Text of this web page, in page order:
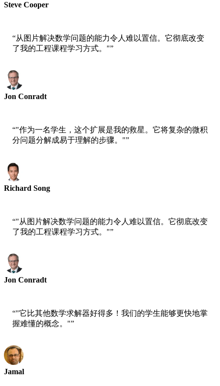
Steve Cooper
“从图片解决数学问题的能力令人难以置信。它彻底改变
了我的工程课程学习方式。"”
Jon Conradt
“"作为一名学生，这个扩展是我的救星。它将复杂的微积
分问题分解成易于理解的步骤。"”
Richard Song
“"从图片解决数学问题的能力令人难以置信。它彻底改变
了我的工程课程学习方式。"”
Jon Conradt
“"它比其他数学求解器好得多！我们的学生能够更快地掌
握难懂的概念。"”
Jamal